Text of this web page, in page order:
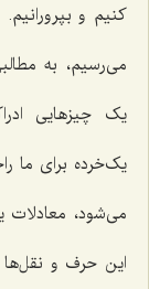
کنیم و
مى‌رسیم، به
یک چیزهایى
یک‌خرده براى ما
مى‌شود، معادلات
این حرف و